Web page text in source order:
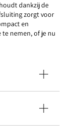
dankzij de
zorgt voor
en
nemen, of je nu